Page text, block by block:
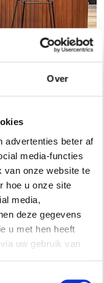
Over
advertenties beter af
media-functies
van onze website te
hoe u onze site
media,
deze gegevens
u met hen heeft
uw gebruik van
City, Argentinië.
op Rhodos kiest
op de tegels